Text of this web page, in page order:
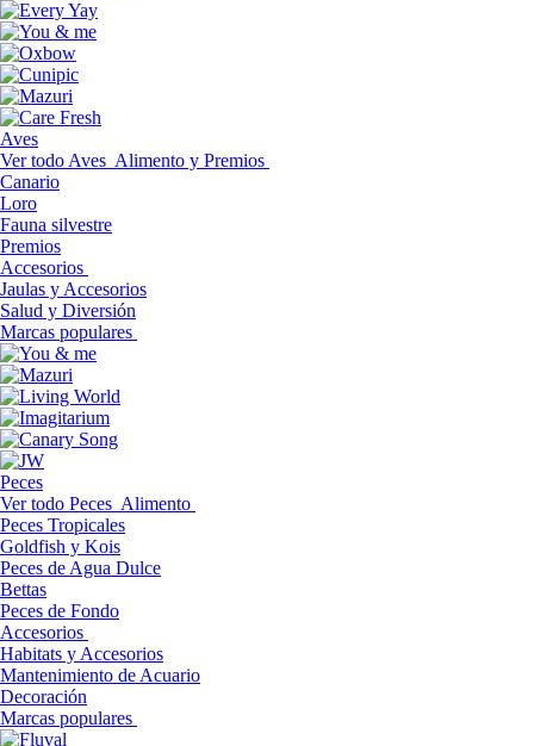
Aves
Ver todo Aves Alimento y Premios
Canario
Loro
Fauna silvestre
Premios
Accesorios
Jaulas y Accesorios
Salud y Diversión
Marcas populares
Peces
Ver todo Peces Alimento
Peces Tropicales
Goldfish y Kois
Peces de Agua Dulce
Bettas
Peces de Fondo
Accesorios
Habitats y Accesorios
Mantenimiento de Acuario
Decoración
Marcas populares